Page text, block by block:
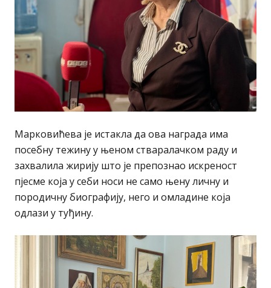
Марковићева је истакла да ова награда има
посебну тежину у њеном стваралачком раду и
захвалила жирију што је препознао искреност
пјесме која у себи носи не само њену личну и
породичну биографију, него и омладине која
одлази у туђину.